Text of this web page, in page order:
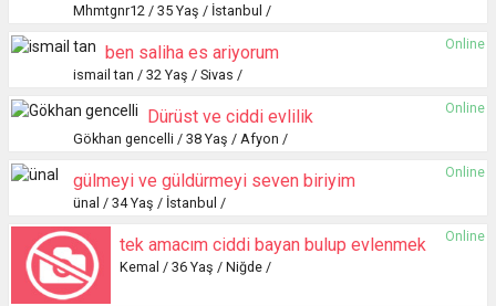
Mhmtgnr12 / 35 Yaş / İstanbul /
Online
ben saliha es ariyorum
ismail tan / 32 Yaş / Sivas /
Online
Dürüst ve ciddi evlilik
Gökhan gencelli / 38 Yaş / Afyon /
Online
gülmeyi ve güldürmeyi seven biriyim
ünal / 34 Yaş / İstanbul /
Online
tek amacım ciddi bayan bulup evlenmek
Kemal / 36 Yaş / Niğde /